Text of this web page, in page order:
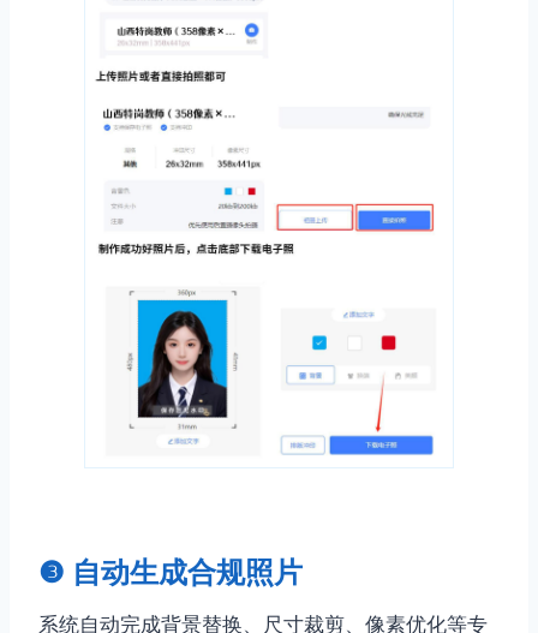
❸ 自动生成合规照片
系统自动完成背景替换、尺寸裁剪、像素优化等专